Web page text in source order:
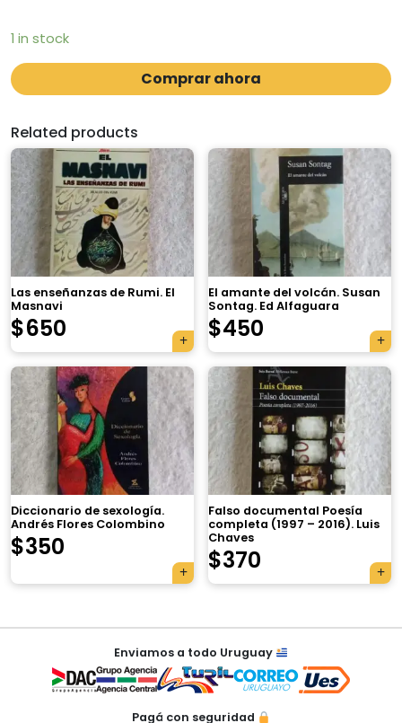
1 in stock
Comprar ahora
Related products
Las enseñanzas de Rumi. El
Masnavi
$650
El amante del volcán. Susan
Sontag. Ed Alfaguara
$450
Diccionario de sexología.
Andrés Flores Colombino
$350
Falso documental Poesía
completa (1997 – 2016). Luis
Chaves
$370
Navegación
entradas
Enviamos a todo Uruguay
Pagá con seguridad
×
Tu carrito está vacío.
Agregá un producto y aparecerá acá
automáticamente.